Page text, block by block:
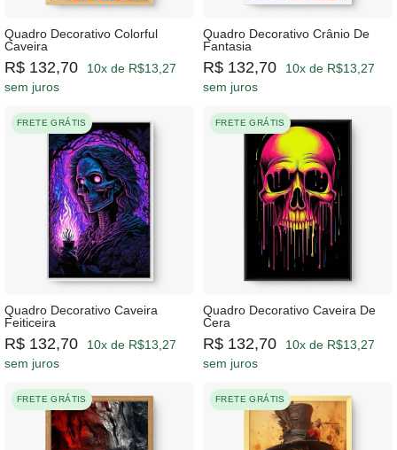
Quadro Decorativo Colorful
Caveira
R$ 132,70
10x de R$13,27
sem juros
Quadro Decorativo Crânio De
Fantasia
R$ 132,70
10x de R$13,27
sem juros
FRETE GRÁTIS
Quadro Decorativo Caveira
Feiticeira
R$ 132,70
10x de R$13,27
sem juros
FRETE GRÁTIS
Quadro Decorativo Caveira De
Cera
R$ 132,70
10x de R$13,27
sem juros
FRETE GRÁTIS FRETE GRÁTIS